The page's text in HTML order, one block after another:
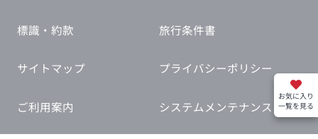
お気に入り
一覧を見る
標識・約款 旅行条件書
サイトマップ プライバシーポリシー
ご利用案内 システムメンテナンス